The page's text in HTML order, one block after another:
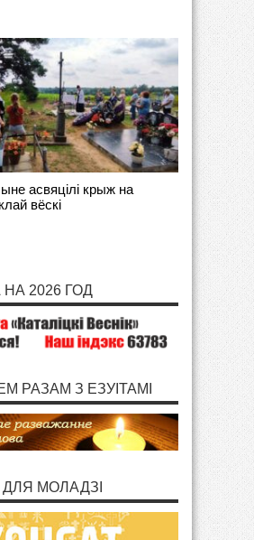
асвяцілі крыж на
вёскі
2026 ГОД
РАЗАМ З ЕЗУІТАМІ
ДЛЯ МОЛАДЗІ